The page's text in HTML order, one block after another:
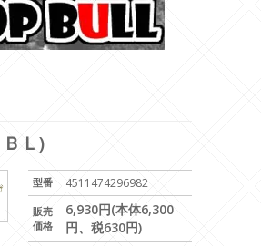
Ｌ)
型番 4511474296982
販売
価格
6,930円(本体6,300
円、税630円)